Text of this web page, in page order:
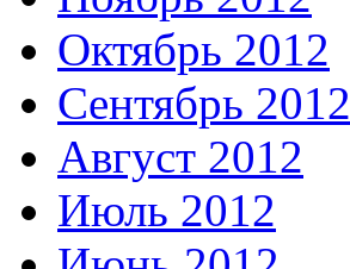
Октябрь 2012
Сентябрь 2012
Август 2012
Июль 2012